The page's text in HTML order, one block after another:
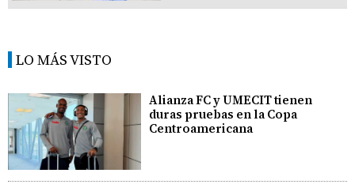
LO MÁS VISTO
Alianza FC y UMECIT tienen
duras pruebas en la Copa
Centroamericana